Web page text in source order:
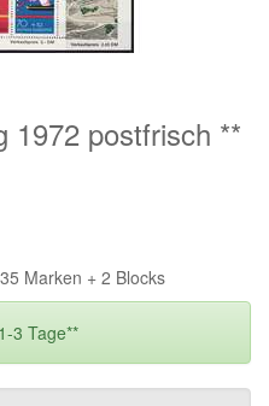
1972 postfrisch **
Marken + 2 Blocks
3 Tage**